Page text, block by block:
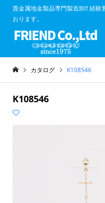
貴金属地金製品専門製造卸!! 経験
おります。
カタログ K108546
K108546